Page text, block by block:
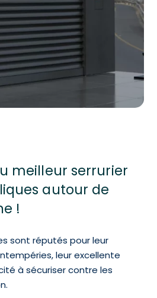
meilleur serrurier
autour de
!
sont réputés pour leur
leur excellente
à sécuriser contre les